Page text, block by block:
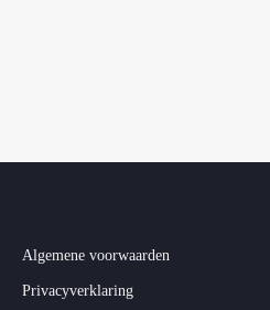
Algemene voorwaarden
Privacyverklaring